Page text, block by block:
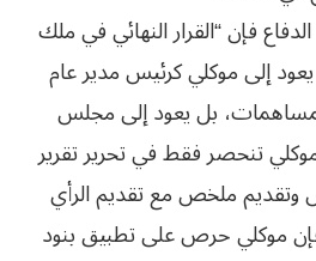
فإن “القرار النهائي في ملك
إلى موكلي كرئيس مدير عام
بل يعود إلى مجلس
تنحصر فقط في تحرير تقرير
وتقديم ملخص مع تقديم الرأي
موكلي حرص على تطبيق بنود